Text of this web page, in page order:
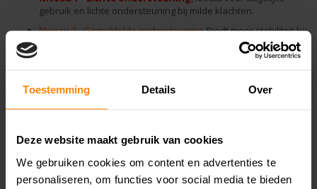
Toestemming Details Over
Deze website maakt gebruik van cookies
We gebruiken cookies om content en advertenties te
personaliseren, om functies voor social media te bieden
gebruik en lichte ondersteuning bij milde klachten.
Niveau 2 - Gemiddelde ondersteuning, Biedt meer stabiliteit bij
, Geschikt voor intensieve
Specificaties
Reviews
Gerelateerde producten